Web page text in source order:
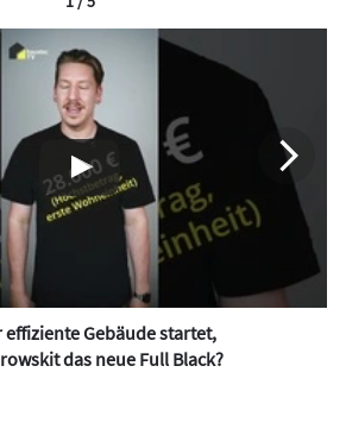
Gebäude startet,
das neue Full Black?